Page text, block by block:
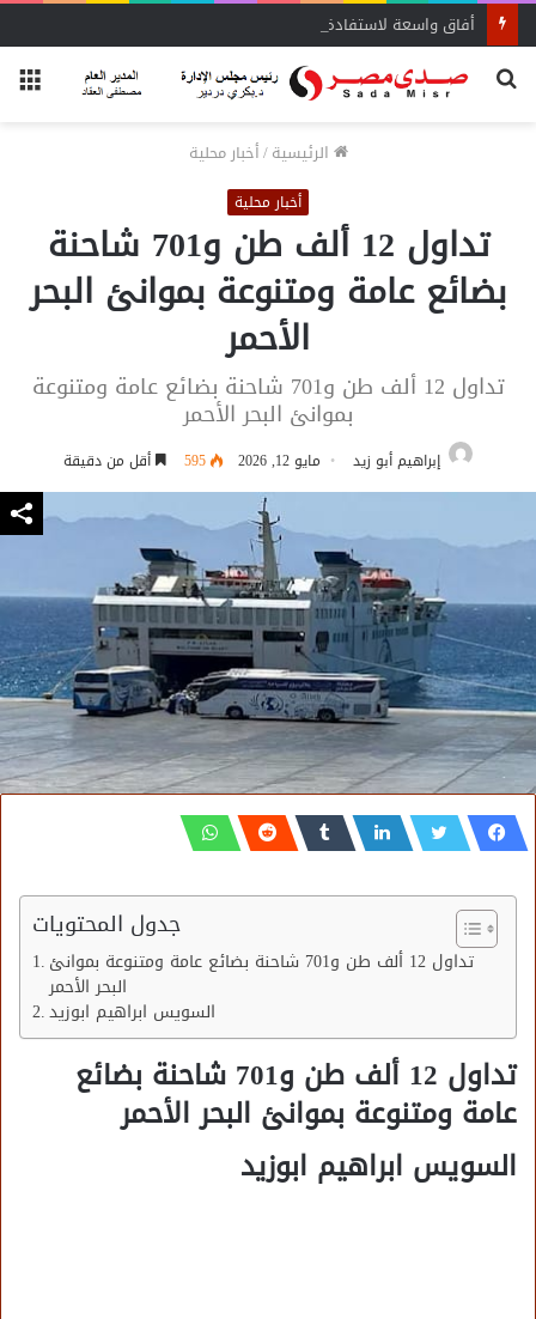
بحث
الرئيسية/أخبار محلية
أخبار محلية
تداول 12 ألف طن و701 شاحنة
بضائع عامة ومتنوعة بموانئ البحر
الأحمر
تداول 12 ألف طن و701 شاحنة بضائع عامة ومتنوعة
بموانئ البحر الأحمر
إبراهيم أبو زيد مايو 12, 2026 595 أقل من دقيقة
جدول المحتويات
تداول 12 ألف طن و701 شاحنة بضائع عامة ومتنوعة بموانئ
البحر الأحمر
السويس ابراهيم ابوزيد
تداول 12 ألف طن و701 شاحنة بضائع
عامة ومتنوعة بموانئ البحر الأحمر
السويس ابراهيم ابوزيد